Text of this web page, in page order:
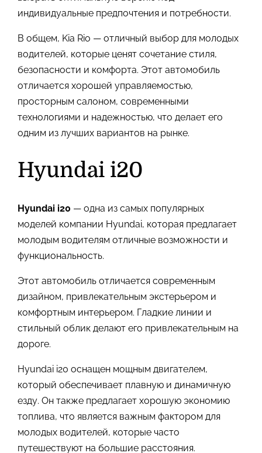
индивидуальные предпочтения и потребности.
В общем, Kia Rio — отличный выбор для молодых
водителей, которые ценят сочетание стиля,
безопасности и комфорта. Этот автомобиль
отличается хорошей управляемостью,
просторным салоном, современными
технологиями и надежностью, что делает его
одним из лучших вариантов на рынке.
Hyundai i20
Hyundai i20 — одна из самых популярных
моделей компании Hyundai, которая предлагает
молодым водителям отличные возможности и
функциональность.
Этот автомобиль отличается современным
дизайном, привлекательным экстерьером и
комфортным интерьером. Гладкие линии и
стильный облик делают его привлекательным на
дороге.
Hyundai i20 оснащен мощным двигателем,
который обеспечивает плавную и динамичную
езду. Он также предлагает хорошую экономию
топлива, что является важным фактором для
молодых водителей, которые часто
путешествуют на большие расстояния.